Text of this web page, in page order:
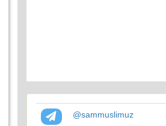
@sammuslimuz